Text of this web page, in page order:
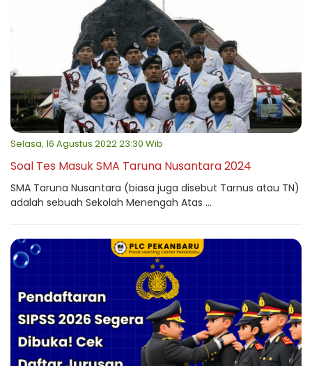
Selasa, 16 Agustus 2022 23:30 Wib
Soal Tes Masuk SMA Taruna Nusantara 2024
SMA Taruna Nusantara (biasa juga disebut Tarnus atau TN)
adalah sebuah Sekolah Menengah Atas ...